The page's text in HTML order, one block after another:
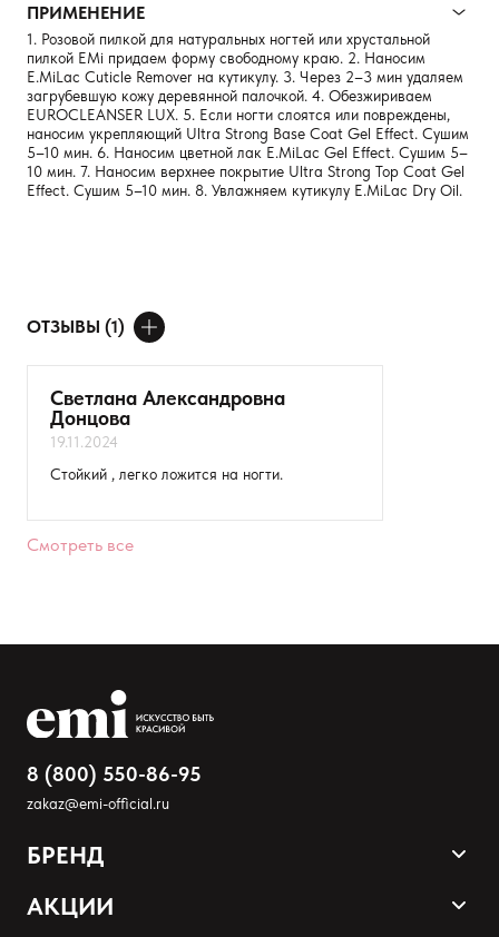
ПРИМЕНЕНИЕ
1. Розовой пилкой для натуральных ногтей или хруcтальной
пилкой EMi придаем форму свободному краю. 2. Наносим
E.MiLaс Cuticle Remover на кутикулу. 3. Через 2–3 мин удаляем
загрубевшую кожу деревянной палочкой. 4. Обезжириваем
EUROCLEANSER LUX. 5. Если ногти слоятся или повреждены,
наносим укрепляющий Ultra Strong Base Coat Gel Effect. Сушим
5–10 мин. 6. Наносим цветной лак E.MiLac Gel Effect. Сушим 5–
10 мин. 7. Наносим верхнее покрытие Ultra Strong Top Coat Gel
Effect. Сушим 5–10 мин. 8. Увлажняем кутикулу E.MiLaс Dry Oil.
ОТЗЫВЫ (1)
ДОБАВИТЬ ОТЗЫВ
Ваше имя
Товар
Расскажите о впечатлениях
Оставить анонимно
Светлана Александровна
Донцова
19.11.2024
Стойкий , легко ложится на ногти.
Смотреть все
8 (800) 550-86-95
zakaz@emi-official.ru
БРЕНД
Продукция
АКЦИИ